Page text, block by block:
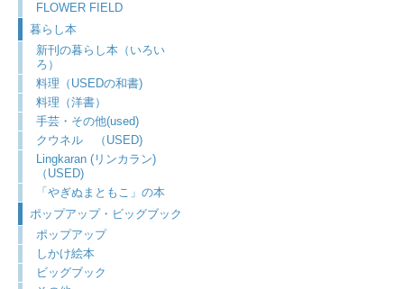
FLOWER FIELD
暮らし本
新刊の暮らし本（いろい
ろ）
料理（USEDの和書)
料理（洋書）
手芸・その他(used)
クウネル （USED)
Lingkaran (リンカラン)
（USED)
「やぎぬまともこ」の本
ポップアップ・ビッグブック
ポップアップ
しかけ絵本
ビッグブック